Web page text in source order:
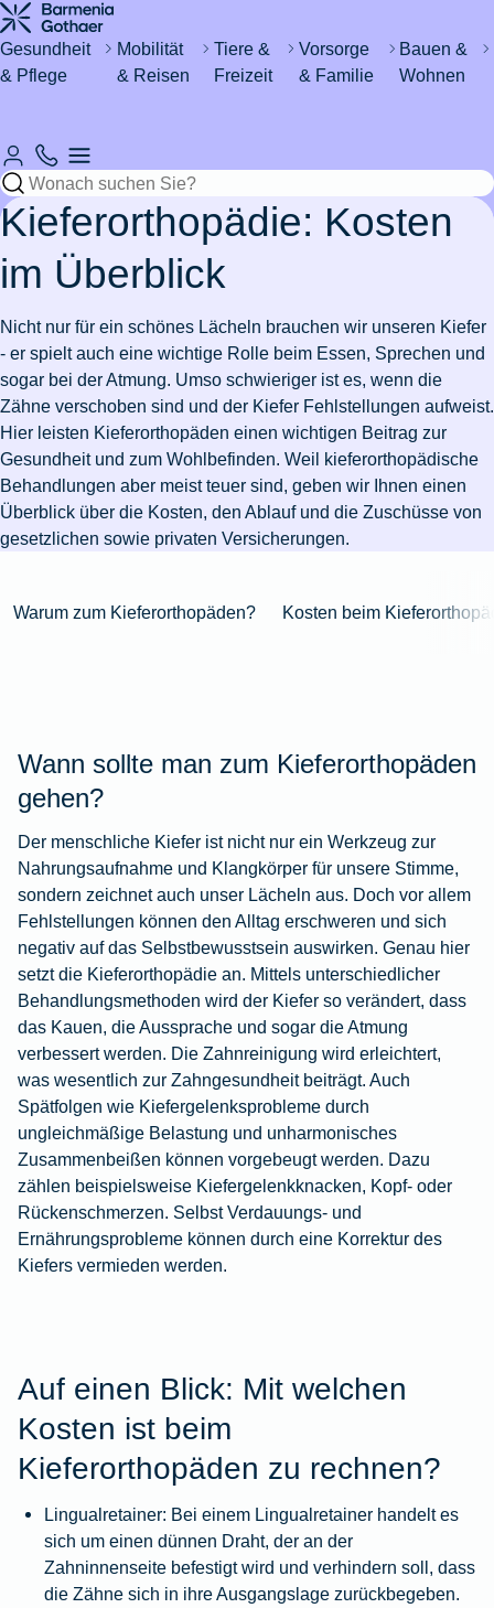
Gesundheit
& Pflege
Gesundheit
Mückenstiche
vermeiden
Stress
Burnout
Zur
Artikelübersicht
Lohnt
sich eine
Zahnzusatzversicherung?
7
Gründe
für
Zahnschmerzen
Wurzelbehandlung
Rund um's
Krankenhaus
Einzelzimmer
Krankenhaus
Rooming-
In
Zusatzversicherung
für's
Krankenhaus
Artikelübersicht
Pflege
Pflegeantrag
Pflegegrad
Zur
Artikelübersicht
Fitness
Eisenmangel
Gesunde
Ernährung
Workout
Mobilität
& Reisen
&
Urlaub
Resturlaub
Skiurlaub
planen
Urlaub
mit
Kindern
Zur
Artikelübersicht
Automobil
eVB-
Nummer
Schadenfreiheitsklasse
Wo darf
man E-
Scooter
fahren?
Autoschutzbrief
Zur
International
& Ausland
Leben
arbeiten
in der
Schweiz
Auswandern
in die
Niederlande
im
Tiere &
Freizeit
Katze
Katzenschnupfen
Ohrmilben
bei
Wurmkur
bei
Katzen
Leukose
bei
Katzen
Artikelübersicht
Mein
Hund
hat
Schokolade
Wie
alt
werden
Hunde?
Kastration
beim
Hund
Fieber
Notdienst
Artikelübersicht
Pferd
Fieber
Pferd
Zahnbehandlung
beim
Pferd
Pferdesprache
Pferd
im
Gelände
Zur
Artikelübersicht
Hobbies
&
Drohnen
Bootsführerschein
Ehrenamt
Jagd
Hausboot
Vorsorge
& Familie
um's
Kind
Babys
Erstickungsgefahr
bei
Babys
Diabetes
bei
Kindern
Kindersicherheit
im
Herbst
Kinder
Sicher
Versicherungen
für
Azubis
für
Studierende
Versicherungen
für
Paare
Versicherungen
Zur
Artikelübersicht
Bauen &
Wohnen
Haus &
Wohnen
was tun?
Wespennest
entfernen
Zur
Artikelübersicht
Rund um
Rohrverstopfung
Waschmaschine
ausgelaufen
Schlüssel
verloren
Zur
Artikelübersicht
Sicheres
Zuhause
Wertgegenstände
Zur
Artikelübersicht
Versicherungen
Wohngebäudeversicherung
von der
Steuer
absetzen
Versicherungsschutz
bei
Zur
Kieferorthopädie: Kosten
im Überblick
Nicht nur für ein schönes Lächeln brauchen wir unseren Kiefer
- er spielt auch eine wichtige Rolle beim Essen, Sprechen und
sogar bei der Atmung. Umso schwieriger ist es, wenn die
Zähne verschoben sind und der Kiefer Fehlstellungen aufweist.
Hier leisten Kieferorthopäden einen wichtigen Beitrag zur
Gesundheit und zum Wohlbefinden. Weil kieferorthopädische
Behandlungen aber meist teuer sind, geben wir Ihnen einen
Überblick über die Kosten, den Ablauf und die Zuschüsse von
gesetzlichen sowie privaten Versicherungen.
Warum zum Kieferorthopäden? Kosten beim
Wann sollte man zum Kieferorthopäden
gehen?
Der menschliche Kiefer ist nicht nur ein Werkzeug zur
Nahrungsaufnahme und Klangkörper für unsere Stimme,
sondern zeichnet auch unser Lächeln aus. Doch vor allem
Fehlstellungen können den Alltag erschweren und sich
negativ auf das Selbstbewusstsein auswirken. Genau hier
setzt die Kieferorthopädie an. Mittels unterschiedlicher
Behandlungsmethoden wird der Kiefer so verändert, dass
das Kauen, die Aussprache und sogar die Atmung
verbessert werden. Die Zahnreinigung wird erleichtert,
was wesentlich zur Zahngesundheit beiträgt. Auch
Spätfolgen wie Kiefergelenksprobleme durch
ungleichmäßige Belastung und unharmonisches
Zusammenbeißen können vorgebeugt werden. Dazu
zählen beispielsweise Kiefergelenkknacken, Kopf- oder
Rückenschmerzen. Selbst Verdauungs- und
Ernährungsprobleme können durch eine Korrektur des
Kiefers vermieden werden.
Auf einen Blick: Mit welchen
Kosten ist beim
Kieferorthopäden zu rechnen?
Lingualretainer: Bei einem Lingualretainer handelt es
sich um einen dünnen Draht, der an der
Zahninnenseite befestigt wird und verhindern soll, dass
die Zähne sich in ihre Ausgangslage zurückbegeben.